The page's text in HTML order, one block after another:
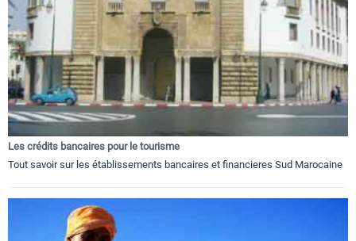
Les crédits bancaires pour le tourisme
Tout savoir sur les établissements bancaires et financieres Sud Marocaine